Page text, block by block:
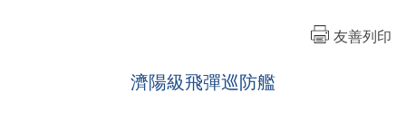
友善列印
濟陽級飛彈巡防艦